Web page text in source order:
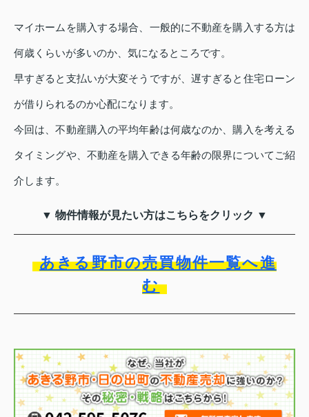
マイホームを購入する場合、一般的に不動産を購入する方は
何歳くらいが多いのか、気になるところです。
早すぎると支払いが大変そうですが、遅すぎると住宅ローン
が借りられるのか心配になります。
今回は、不動産購入の平均年齢は何歳なのか、購入を考える
タイミングや、不動産を購入できる年齢の限界についてご紹
介します。
▼ 物件情報が見たい方はこちらをクリック ▼
あきる野市の売買物件一覧へ進
む